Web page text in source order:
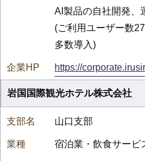
AI製品の自社開発、
(ご利用ユーザー数
多数導入)
https://
岩国国際観光ホテル株式会社
山口支部
宿泊業・飲食サービ